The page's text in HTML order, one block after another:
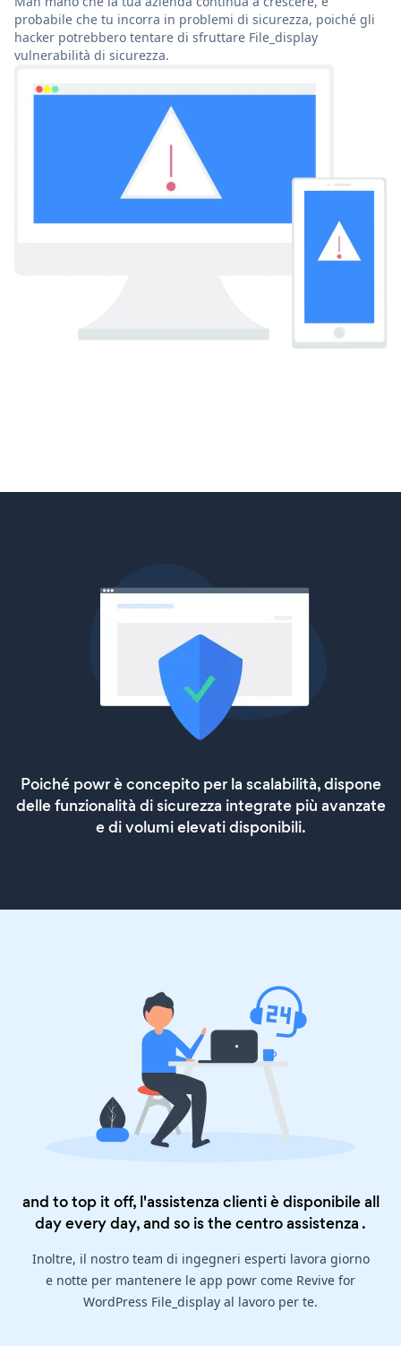
probabile che tu incorra in problemi di sicurezza, poiché gli
hacker potrebbero tentare di sfruttare File_display
vulnerabilità di sicurezza.
Poiché powr è concepito per la scalabilità, dispone
delle funzionalità di sicurezza integrate più avanzate
e di volumi elevati disponibili.
and to top it off, l'assistenza clienti è disponibile all
day every day, and so is thecentro assistenza .
Inoltre, il nostro team di ingegneri esperti lavora giorno
e notte per mantenere le app powr come Revive for
WordPress File_display al lavoro per te.